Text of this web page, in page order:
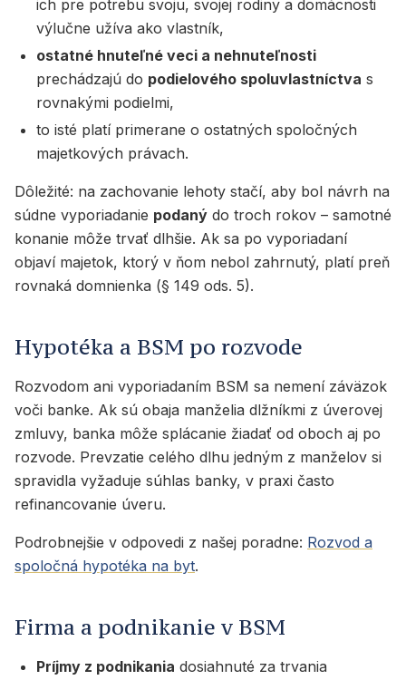
ich pre potrebu svoju, svojej rodiny a domácnosti
výlučne užíva ako vlastník,
ostatné hnuteľné veci a nehnuteľnosti
prechádzajú do podielového spoluvlastníctva s
rovnakými podielmi,
to isté platí primerane o ostatných spoločných
majetkových právach.
Dôležité: na zachovanie lehoty stačí, aby bol návrh na
súdne vyporiadanie podaný do troch rokov – samotné
konanie môže trvať dlhšie. Ak sa po vyporiadaní
objaví majetok, ktorý v ňom nebol zahrnutý, platí preň
rovnaká domnienka (§ 149 ods. 5).
Hypotéka a BSM po rozvode
Rozvodom ani vyporiadaním BSM sa nemení záväzok
voči banke. Ak sú obaja manželia dlžníkmi z úverovej
zmluvy, banka môže splácanie žiadať od oboch aj po
rozvode. Prevzatie celého dlhu jedným z manželov si
spravidla vyžaduje súhlas banky, v praxi často
refinancovanie úveru.
Podrobnejšie v odpovedi z našej poradne: Rozvod a
spoločná hypotéka na byt.
Firma a podnikanie v BSM
Príjmy z podnikania dosiahnuté za trvania